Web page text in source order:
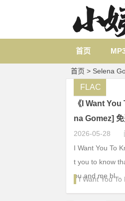
首页
首页 > Selena
《I Want
na Gomez]
2026-05-28
FLAC
I Want You To
t you to know
ou and me bl...
I Want You To